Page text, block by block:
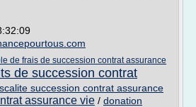
de frais de succession contrat assurance
de succession contrat
succession contrat assurance
assurance vie / donation